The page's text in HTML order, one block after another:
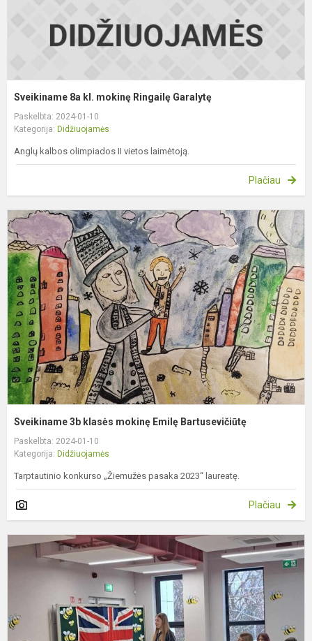
Sveikiname 8a kl. mokinę Ringailę Garalytę
Paskelbta: 2024-01-10
Kategorija: Didžiuojamės
Anglų kalbos olimpiados II vietos laimėtoją.
Plačiau
Sveikiname 3b klasės mokinę Emilę Bartusevičiūtę
Paskelbta: 2024-01-10
Kategorija: Didžiuojamės
Tarptautinio konkurso „Žiemužės pasaka 2023“ laureatę.
Plačiau